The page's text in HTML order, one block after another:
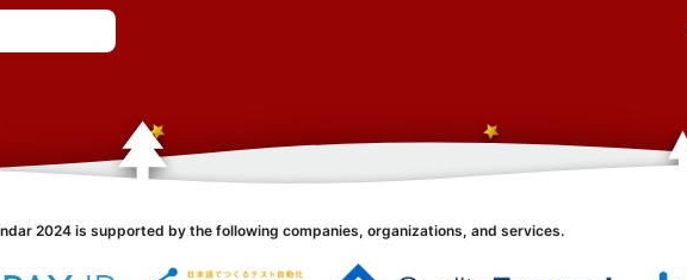
2024 is supported by the following companies, organizations, and services.